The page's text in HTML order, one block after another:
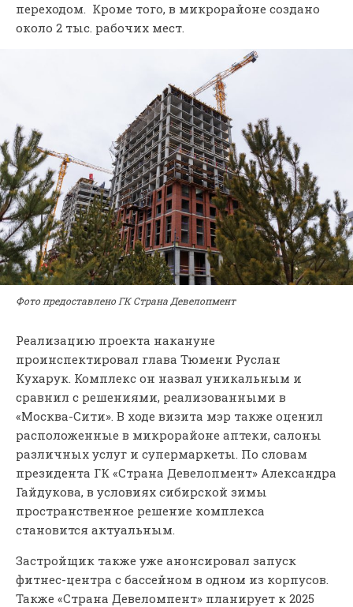
переходом. Кроме того, в микрорайоне создано
около 2 тыс. рабочих мест.
Фото предоставлено ГК Страна Девелопмент
Реализацию проекта накануне
проинспектировал глава Тюмени Руслан
Кухарук. Комплекс он назвал уникальным и
сравнил с решениями, реализованными в
«Москва-Сити». В ходе визита мэр также оценил
расположенные в микрорайоне аптеки, салоны
различных услуг и супермаркеты. По словам
президента ГК «Страна Девелопмент» Александра
Гайдукова, в условиях сибирской зимы
пространственное решение комплекса
становится актуальным.
Застройщик также уже анонсировал запуск
фитнес-центра с бассейном в одном из корпусов.
Также «Страна Девеломпент» планирует к 2025